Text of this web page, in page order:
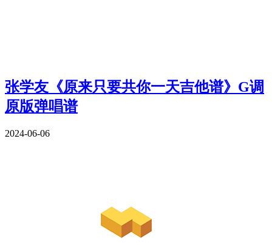
张学友《原来只要共你一天吉他谱》G调
原版弹唱谱
2024-06-06